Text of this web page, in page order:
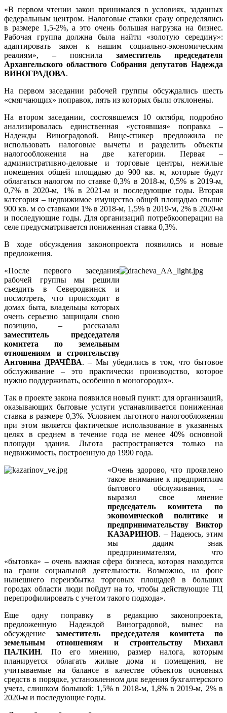
«В первом чтении закон принимался в условиях, заданных
федеральным центром. Налоговые ставки сразу определялись
в размере 1,5-2%, а это очень большая нагрузка на бизнес.
Рабочая группа должна была найти «золотую середину»:
адаптировать закон к нашим социально-экономическим
реалиям», – пояснила заместитель председателя
Архангельского областного Собрания депутатов Надежда
ВИНОГРАДОВА.
На первом заседании рабочей группы обсуждались шесть
«смягчающих» поправок, пять из которых были отклонены.
На втором заседании, состоявшемся 10 октября, подробно
анализировалась единственная «устоявшая» поправка –
Надежды Виноградовой. Вице-спикер предложила не
использовать налоговые вычеты и разделить объекты
налогообложения на две категории. Первая –
административно-деловые и торговые центры, нежилые
помещения общей площадью до 900 кв. м, которые будут
облагаться налогом по ставке 0,3% в 2018-м, 0,5% в 2019-м,
0,7% в 2020-м, 1% в 2021-м и последующие годы. Вторая
категория – недвижимое имущество общей площадью свыше
900 кв. м со ставками 1% в 2018-м, 1,5% в 2019-м, 2% в 2020-м
и последующие годы. Для организаций потребкооперации на
селе предусматривается пониженная ставка 0,3%.
В ходе обсуждения законопроекта появились и новые
предложения.
«После первого заседания
рабочей группы мы решили
съездить в Северодвинск и
посмотреть, что происходит в
домах быта, владельцы которых
очень серьезно защищали свою
позицию, – рассказала
заместитель председателя
комитета по земельным
отношениям и строительству
Антонина ДРАЧЁВА. – Мы убедились в том, что бытовое
обслуживание – это практически производство, которое
нужно поддерживать, особенно в моногородах».
Так в проекте закона появился новый пункт: для организаций,
оказывающих бытовые услуги устанавливается пониженная
ставка в размере 0,3%. Условием льготного налогообложения
при этом является фактическое использование в указанных
целях в среднем в течение года не менее 40% основной
площади здания. Льгота распространяется только на
недвижимость, построенную до 1990 года.
«Очень здорово, что проявлено
такое внимание к предприятиям
бытового обслуживания, –
выразил свое мнение
председатель комитета по
экономической политике и
предпринимательству Виктор
КАЗАРИНОВ. – Надеюсь, этим
мы дадим знак
предпринимателям, что
«бытовка» – очень важная сфера бизнеса, которая находится
на грани социальной деятельности. Возможно, на фоне
нынешнего переизбытка торговых площадей в больших
городах области люди пойдут на то, чтобы действующие ТЦ
перепрофилировать с учетом такого подхода».
Еще одну поправку в редакцию законопроекта,
предложенную Надеждой Виноградовой, вынес на
обсуждениезаместитель председателя комитета по
земельным отношениям и строительству Михаил
ПАЛКИН. По его мнению, размер налога, которым
планируется облагать жилые дома и помещения, не
учитываемые на балансе в качестве объектов основных
средств в порядке, установленном для ведения бухгалтерского
учета, слишком большой: 1,5% в 2018-м, 1,8% в 2019-м, 2% в
2020-м и последующие годы.